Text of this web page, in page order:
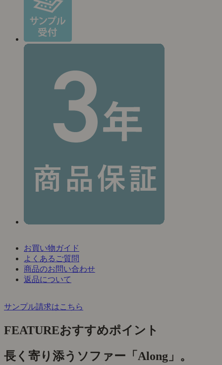
お買い物ガイド
よくあるご質問
商品のお問い合わせ
返品について
サンプル請求はこちら
FEATUREおすすめポイント
長く寄り添うソファー「Along」。